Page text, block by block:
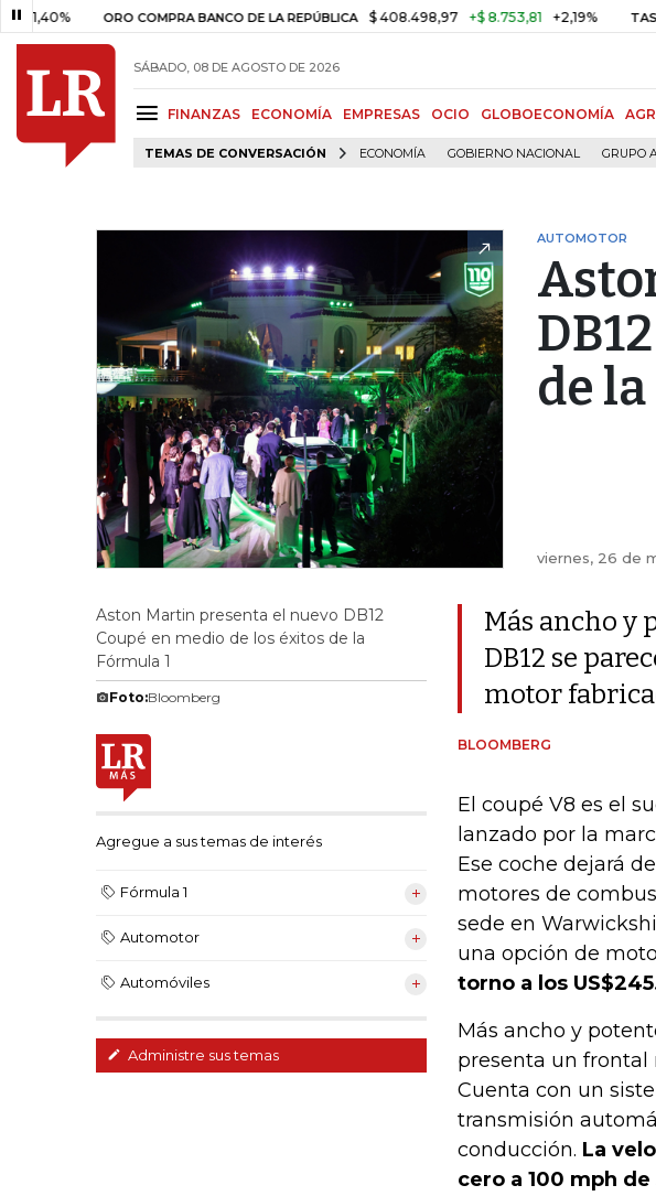
ORO COMPRA BANCO DE LA REPÚBLICA $ 408.498,97 +$ 8.753,81 +2,19% TASA DE
SÁBADO, 08 DE AGOSTO DE 2026
FINANZAS ECONOMÍA EMPRESAS OCIO GLOBOECONOMÍA
TEMAS DE CONVERSACIÓN ECONOMÍA GOBIERNO NACIONAL GRUPO
AUTOMOTOR
de
viernes, 26 de
Aston Martin presenta el nuevo DB12
Coupé en medio de los éxitos de la
Fórmula 1
Foto:Bloomberg
Agregue a sus temas de interés
Fórmula 1
Automotor
Automóviles
Administre sus temas
Más ancho y
DB12 se
motor
BLOOMBERG
El coupé V8 es el
lanzado por la
Ese coche dejará
motores de
sede en
una opción de
torno a los
Más ancho y
presenta un frontal
Cuenta con un
transmisión
conducción. La
cero a 100 mph